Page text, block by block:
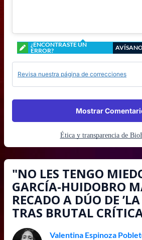
¿ENCONTRASTE UN
ERROR?
Revisa nuestra página de correcciones
Mostrar
Ética y transparencia de
"NO LES TENGO
GARCÍA-HUIDOBRO
RECADO A DÚO DE
TRAS BRUTAL
Valentina Espinoza